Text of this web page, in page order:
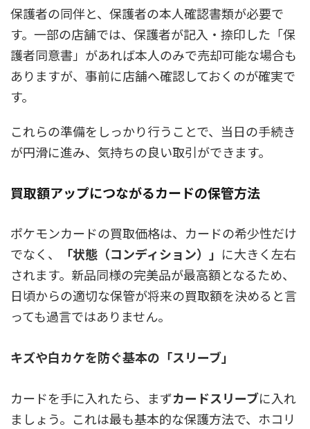
保護者の同伴と、保護者の本人確認書類が必要で
す。 一部の店舗では、保護者が記入・捺印した「保
護者同意書」があれば本人のみで売却可能な場合も
ありますが、事前に店舗へ確認しておくのが確実で
す。
これらの準備をしっかり行うことで、当日の手続き
が円滑に進み、気持ちの良い取引ができます。
買取額アップにつながるカードの保管方法
ポケモンカードの買取価格は、カードの希少性だけ
でなく、
「状態（コンディション）」 に大きく左右
されます。新品同様の完美品が最高額となるため、
日頃からの適切な保管が将来の買取額を決めると言
っても過言ではありません。
キズや白カケを防ぐ基本の「スリーブ」
カードを手に入れたら、まずカードスリーブに入れ
ましょう。これは最も基本的な保護方法で、ホコリ